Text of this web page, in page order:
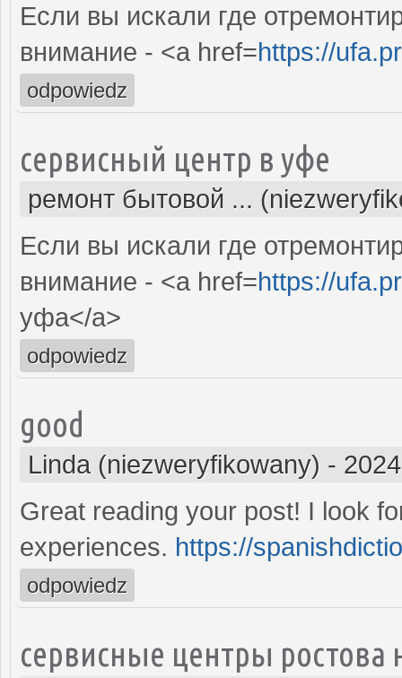
Если вы искали где
внимание - <a href=https://
odpowiedz
сервисный центр в уфе
ремонт бытовой ...
Если вы искали где
внимание - <a href=https://
уфа</a>
odpowiedz
good
Linda (niezweryfikowany) -
Great reading your post! I look
experiences. https://
odpowiedz
сервисные центры ростова